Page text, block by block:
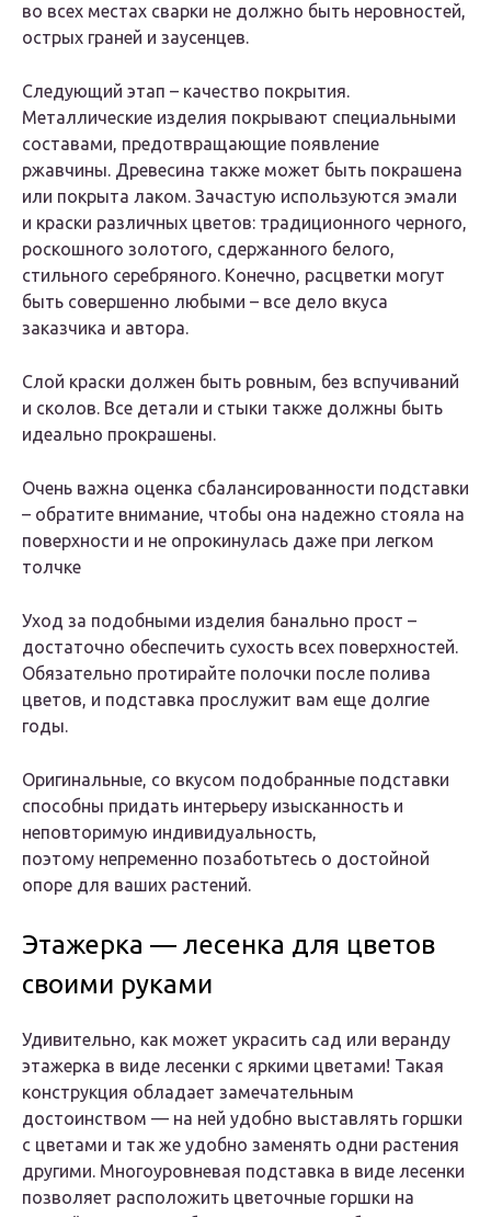
во всех местах сварки не должно быть неровностей,
острых граней и заусенцев.
Следующий этап – качество покрытия.
Металлические изделия покрывают специальными
составами, предотвращающие появление
ржавчины. Древесина также может быть покрашена
или покрыта лаком. Зачастую используются эмали
и краски различных цветов: традиционного черного,
роскошного золотого, сдержанного белого,
стильного серебряного. Конечно, расцветки могут
быть совершенно любыми – все дело вкуса
заказчика и автора.
Слой краски должен быть ровным, без вспучиваний
и сколов. Все детали и стыки также должны быть
идеально прокрашены.
Очень важна оценка сбалансированности подставки
– обратите внимание, чтобы она надежно стояла на
поверхности и не опрокинулась даже при легком
толчке
Уход за подобными изделия банально прост –
достаточно обеспечить сухость всех поверхностей.
Обязательно протирайте полочки после полива
цветов, и подставка прослужит вам еще долгие
годы.
Оригинальные, со вкусом подобранные подставки
способны придать интерьеру изысканность и
неповторимую индивидуальность,
поэтому непременно позаботьтесь о достойной
опоре для ваших растений.
Этажерка — лесенка для цветов
своими руками
Удивительно, как может украсить сад или веранду
этажерка в виде лесенки с яркими цветами! Такая
конструкция обладает замечательным
достоинством — на ней удобно выставлять горшки
с цветами и так же удобно заменять одни растения
другими. Многоуровневая подставка в виде лесенки
позволяет расположить цветочные горшки на